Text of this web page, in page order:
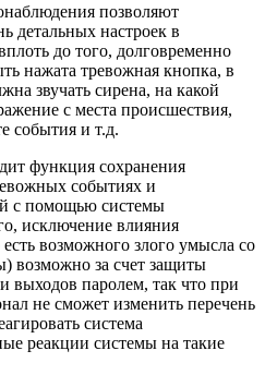
позволяют
детальных настроек в
до того, долговременно
нажата тревожная кнопка, в
звучать сирена, на какой
с места происшествия,
события и т.д.
функция сохранения
событиях и
с помощью системы
исключение влияния
есть возможного злого умысла со
возможно за счет защиты
выходов паролем, так что при
не сможет изменить перечень
система
реакции системы на такие